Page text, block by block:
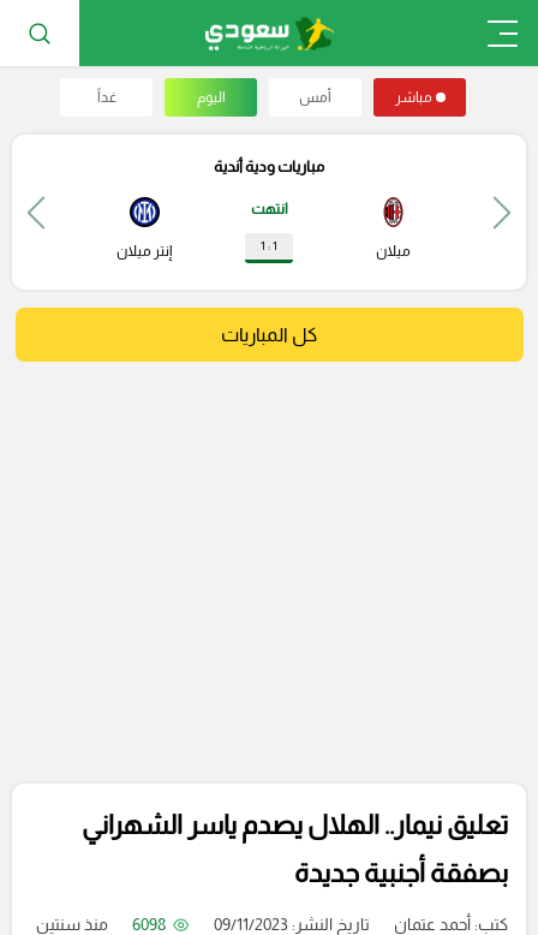
مباشر أمس اليوم غداً
مباريات ودية أندية
ميلان
انتهت
1 : 1 إنتر ميلان
كل المباريات
تعليق نيمار.. الهلال يصدم ياسر الشهراني
بصفقة أجنبية جديدة
كتب:أحمد عتمان تاريخ النشر: 09/11/2023 6098 منذ سنتين